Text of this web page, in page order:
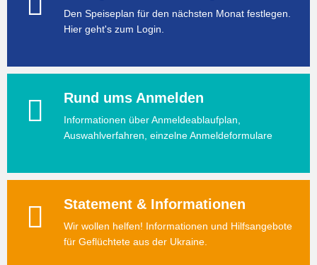
Den Speiseplan für den nächsten Monat festlegen.
Hier geht's zum Login.
Rund ums Anmelden
Informationen über Anmeldeablaufplan,
Auswahlverfahren, einzelne Anmeldeformulare
Statement & Informationen
Wir wollen helfen! Informationen und Hilfsangebote
für Geflüchtete aus der Ukraine.